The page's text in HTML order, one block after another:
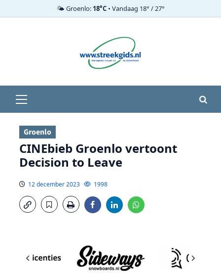
🌤️ Groenlo: 18°C• Vandaag 18° / 27°
menu
Groenlo
CINEbieb Groenlo vertoont
Decision to Leave
12 december 2023 1998